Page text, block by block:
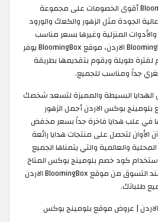
يوفر لك كود خصم BloomingBox أقوى الخصومات على مجموعة
الجودة مثل الزهور والكعك والورود
المنزلية وغيرها بسعر مناسب
للجميع من خلال موقع BloomingBox الاردن، موقع BloomingBox يوفر
لفترة طويلة ويقوم بتقديمها بطريقة
جداً ومناسب للجميع.
البسيطة والمميزة لتسعد شخصك
بوكس الاردن أجمل الزهور
في علب هدايا فاخرة جداً بسعر مخفض
لتحصل على منتجات هدايا رائعة
والعالمية والتي يتمناها الجميع
كود خصم بلومينج بوكس المتاح
حصرياً على موقع الكوبون عند التسوق من موقع BloomingBox الاردن
طلباتك.